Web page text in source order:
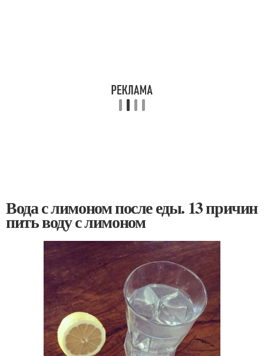
Вода с лимоном после еды. 13 причин
пить воду с лимоном